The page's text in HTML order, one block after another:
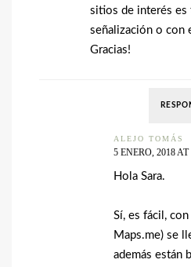
sitios de interés es
señalización o con
Gracias!
ALEJO TOMÁS
5 ENERO, 2018
Hola Sara.
Sí, es fácil,
Maps.me) se
además están